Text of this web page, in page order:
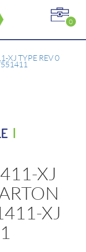
0
XJ TYPE REV 0
XJ
XJ